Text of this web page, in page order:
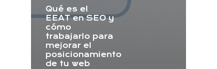
Qué es el
EEAT en SEO y
cómo
trabajarlo para
mejorar el
posicionamiento
de tu web